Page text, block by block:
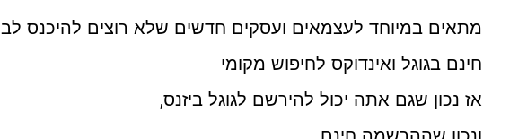
מתאים במיוחד לעצמאים ועסקים חדשים שלא רוצים להיכנס
חינם בגוגל ואינדוקס לחיפוש מקומי
אז נכון שגם אתה יכול להירשם לגוגל ביזנס,